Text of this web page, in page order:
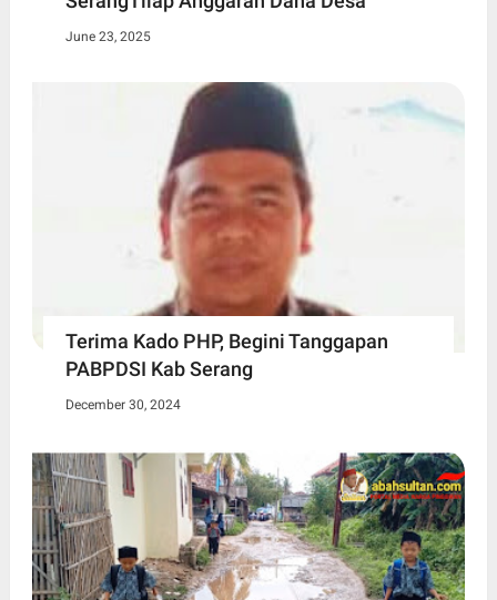
June 23, 2025
Terima Kado PHP, Begini Tanggapan
PABPDSI Kab Serang
December 30, 2024